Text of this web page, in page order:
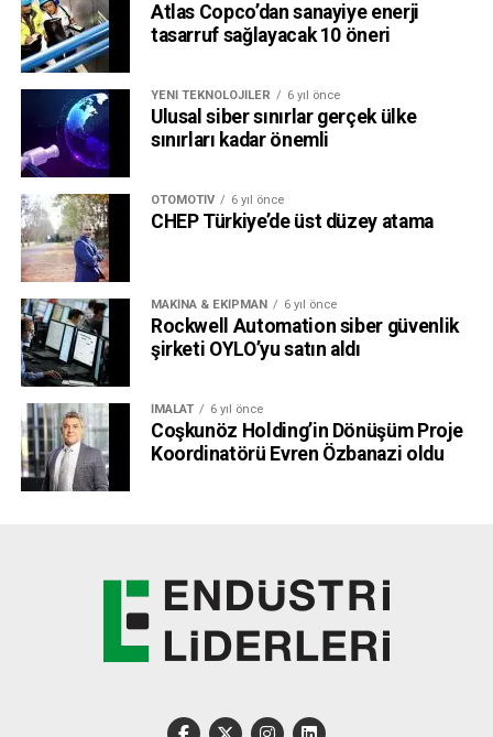
Atlas Copco’dan sanayiye enerji
tasarruf sağlayacak 10 öneri
YENI TEKNOLOJILER 6 yıl önce
Ulusal siber sınırlar gerçek ülke
sınırları kadar önemli
OTOMOTIV 6 yıl önce
CHEP Türkiye’de üst düzey atama
MAKINA & EKIPMAN 6 yıl önce
Rockwell Automation siber güvenlik
şirketi OYLO’yu satın aldı
İMALAT 6 yıl önce
Coşkunöz Holding’in Dönüşüm Proje
Koordinatörü Evren Özbanazi oldu